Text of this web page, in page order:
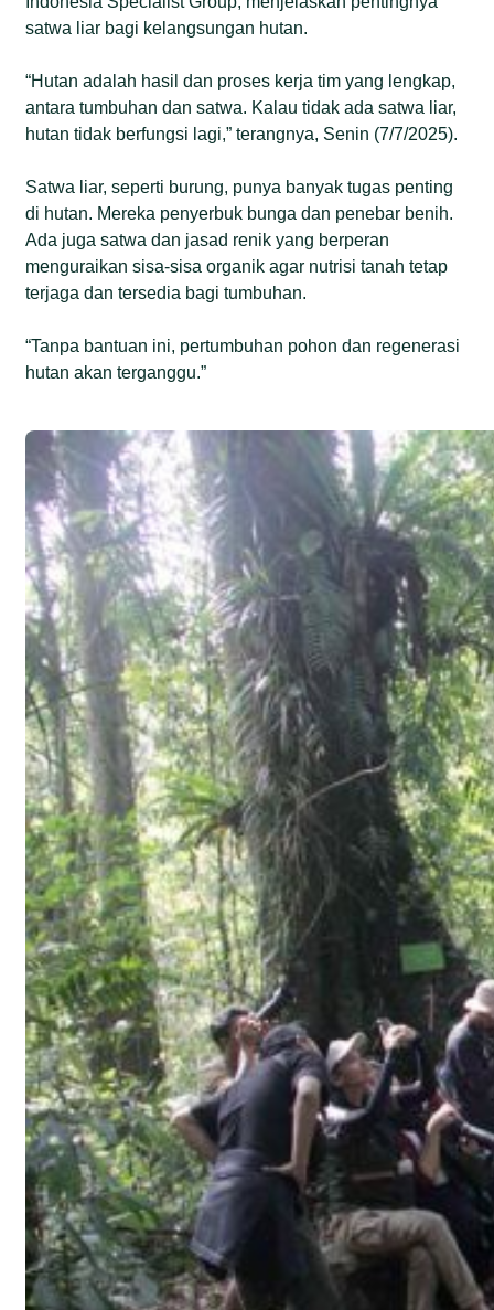
satwa liar bagi kelangsungan hutan.
“Hutan adalah hasil dan proses kerja tim yang lengkap,
antara tumbuhan dan satwa. Kalau tidak ada satwa liar,
hutan tidak berfungsi lagi,” terangnya, Senin (7/7/2025).
Satwa liar, seperti burung, punya banyak tugas penting
di hutan. Mereka penyerbuk bunga dan penebar benih.
Ada juga satwa dan jasad renik yang berperan
menguraikan sisa-sisa organik agar nutrisi tanah tetap
terjaga dan tersedia bagi tumbuhan.
“Tanpa bantuan ini, pertumbuhan pohon dan regenerasi
hutan akan terganggu.”